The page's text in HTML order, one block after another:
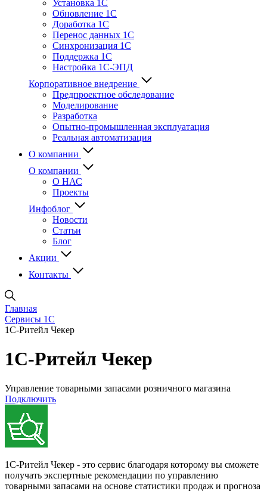
Установка 1С
Обновление 1С
Доработка 1С
Перенос данных 1С
Синхронизация 1С
Поддержка 1С
Настройка 1С-ЭПД
Корпоративное внедрение
Предпроектное обследование
Моделирование
Разработка
Опытно-промышленная эксплуатация
Реальная автоматизация
О компании
О компании
О НАС
Проекты
Инфоблог
Новости
Статьи
Блог
Акции
Контакты
Главная
Сервисы 1С
1С-Ритейл Чекер
1С-Ритейл Чекер
Управление товарными запасами розничного магазина
Подключить
1С-Ритейл Чекер - это сервис благодаря которому вы сможете
получать экспертные рекомендации по управлению
товарными запасами на основе статистики продаж и прогноза